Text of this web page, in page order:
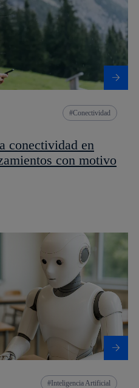
Conectividad
conectividad en
con motivo
Inteligencia Artificial